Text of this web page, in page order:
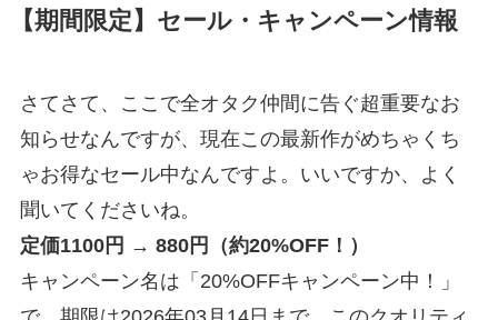
【期間限定】セール・キャンペーン情報
さてさて、ここで全オタク仲間に告ぐ超重要なお
知らせなんですが、現在この最新作がめちゃくち
ゃお得なセール中なんですよ。いいですか、よく
聞いてくださいね。
定価1100円 → 880円（約20%OFF！）
キャンペーン名は「20%OFFキャンペーン中！」